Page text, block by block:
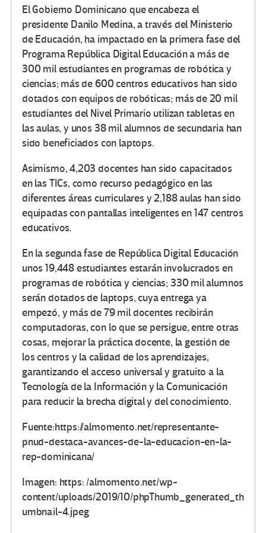
El Gobierno Dominicano que encabeza el
presidente Danilo Medina, a través del Ministerio
de Educación, ha impactado en la primera fase del
Programa República Digital Educación a más de
300 mil estudiantes en programas de robótica y
ciencias; más de 600 centros educativos han sido
dotados con equipos de robóticas; más de 20 mil
estudiantes del Nivel Primario utilizan tabletas en
las aulas, y unos 38 mil alumnos de secundaria han
sido beneficiados con laptops.
Asimismo, 4,203 docentes han sido capacitados
en las TICs, como recurso pedagógico en las
diferentes áreas curriculares y 2,188 aulas han sido
equipadas con pantallas inteligentes en 147 centros
educativos.
En la segunda fase de República Digital Educación
unos 19,448 estudiantes estarán involucrados en
programas de robótica y ciencias; 330 mil alumnos
serán dotados de laptops, cuya entrega ya
empezó, y más de 79 mil docentes recibirán
computadoras, con lo que se persigue, entre otras
cosas, mejorar la práctica docente, la gestión de
los centros y la calidad de los aprendizajes,
garantizando el acceso universal y gratuito a la
Tecnología de la Información y la Comunicación
para reducir la brecha digital y del conocimiento.
Fuente:https://almomento.net/representante-
pnud-destaca-avances-de-la-educacion-en-la-
rep-dominicana/
Imagen: https: /almomento.net/wp-
content/uploads/2019/10/phpThumb_generated_th
umbnail-4.jpeg